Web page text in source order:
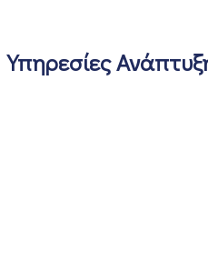
Υπηρεσίες